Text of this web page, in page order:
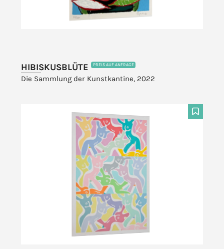
HIBISKUSBLÜTE PREIS AUF ANFRAGE
Die Sammlung der Kunstkantine, 2022
F